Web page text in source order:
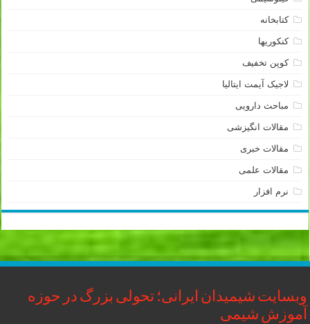
کتابخانه
کنکوریها
کوپن تخفیف
لاجیک آیمت ایتالیا
مباحث دارویی
مقالات انگیزشی
مقالات خبری
مقالات علمی
نرم افزار
وبسایت شیمیدان ایرانی؛ تحولی بزرگ در حوزه
آموزش شیمی